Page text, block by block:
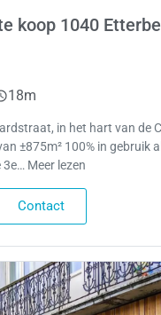
koop 1040
18m
in het hart van de
±875m² 100% in gebruik
Meer lezen
Contact